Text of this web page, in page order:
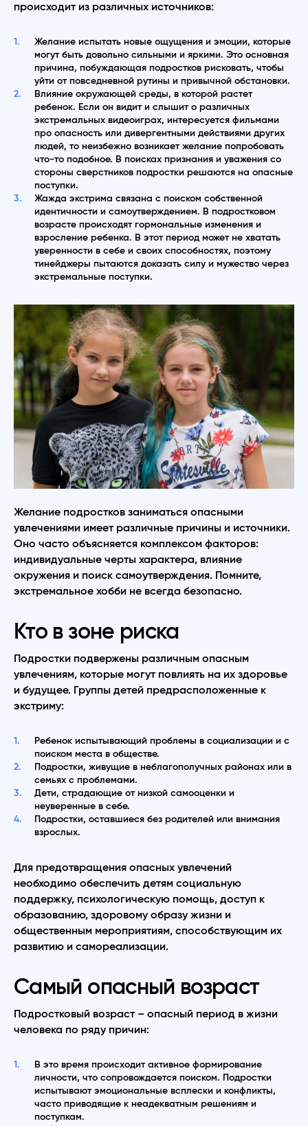
происходит из различных источников:
Желание испытать новые ощущения и эмоции, которые
могут быть довольно сильными и яркими. Это основная
причина, побуждающая подростков рисковать, чтобы
уйти от повседневной рутины и привычной обстановки.
Влияние окружающей среды, в которой растет
ребенок. Если он видит и слышит о различных
экстремальных видеоиграх, интересуется фильмами
про опасность или дивергентными действиями других
людей, то неизбежно возникает желание попробовать
что-то подобное. В поисках признания и уважения со
стороны сверстников подростки решаются на опасные
поступки.
Жажда экстрима связана с поиском собственной
идентичности и самоутверждением. В подростковом
возрасте происходят гормональные изменения и
взросление ребенка. В этот период может не хватать
уверенности в себе и своих способностях, поэтому
тинейджеры пытаются доказать силу и мужество через
экстремальные поступки.
Желание подростков заниматься опасными
увлечениями имеет различные причины и источники.
Оно часто объясняется комплексом факторов:
индивидуальные черты характера, влияние
окружения и поиск самоутверждения. Помните,
экстремальное хобби не всегда безопасно.
Кто в зоне риска
Подростки подвержены различным опасным
увлечениям, которые могут повлиять на их здоровье
и будущее. Группы детей предрасположенные к
экстриму:
Ребенок испытывающий проблемы в социализации и с
поиском места в обществе.
Подростки, живущие в неблагополучных районах или в
семьях с проблемами.
Дети, страдающие от низкой самооценки и
неуверенные в себе.
Подростки, оставшиеся без родителей или внимания
взрослых.
Для предотвращения опасных увлечений
необходимо обеспечить детям социальную
поддержку, психологическую помощь, доступ к
образованию, здоровому образу жизни и
общественным мероприятиям, способствующим их
развитию и самореализации.
Самый опасный возраст
Подростковый возраст – опасный период в жизни
человека по ряду причин:
В это время происходит активное формирование
личности, что сопровождается поиском. Подростки
испытывают эмоциональные всплески и конфликты,
часто приводящие к неадекватным решениям и
поступкам.